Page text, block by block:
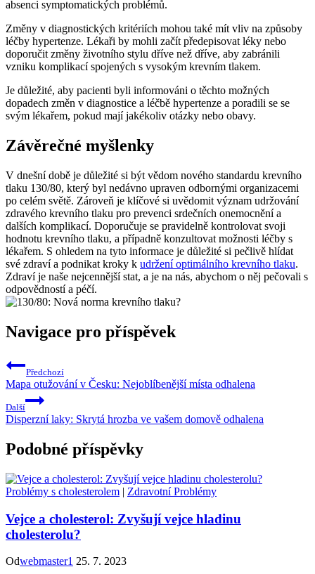
absenci symptomatických problémů.
Změny v diagnostických kritériích mohou také mít vliv na způsoby
léčby hypertenze. Lékaři by mohli začít předepisovat léky nebo
doporučit změny životního stylu dříve než dříve, aby zabránili
vzniku komplikací spojených s vysokým krevním tlakem.
Je důležité, aby pacienti byli informováni o těchto možných
dopadech změn v diagnostice a léčbě hypertenze a poradili se se
svým lékařem, pokud mají jakékoliv otázky nebo obavy.
Závěrečné myšlenky
V dnešní době je důležité si být vědom nového standardu krevního
tlaku 130/80, který byl nedávno upraven odbornými organizacemi
po celém světě. Zároveň je klíčové si uvědomit význam udržování
zdravého krevního tlaku pro prevenci srdečních onemocnění a
dalších komplikací. Doporučuje se pravidelně kontrolovat svoji
hodnotu krevního tlaku, a případně konzultovat možnosti léčby s
lékařem. S ohledem na tyto informace je důležité si pečlivě hlídat
své zdraví a podnikat kroky k udržení optimálního krevního tlaku.
Zdraví je naše nejcennější stat, a je na nás, abychom o něj pečovali s
odpovědností a péčí.
Navigace pro příspěvek
Předchozí
Mapa otužování v Česku: Nejoblíbenější místa odhalena
Další
Disperzní laky: Skrytá hrozba ve vašem domově odhalena
Podobné příspěvky
Problémy s cholesterolem | Zdravotní Problémy
Vejce a cholesterol: Zvyšují vejce hladinu
cholesterolu?
Odwebmaster1 25. 7. 2023